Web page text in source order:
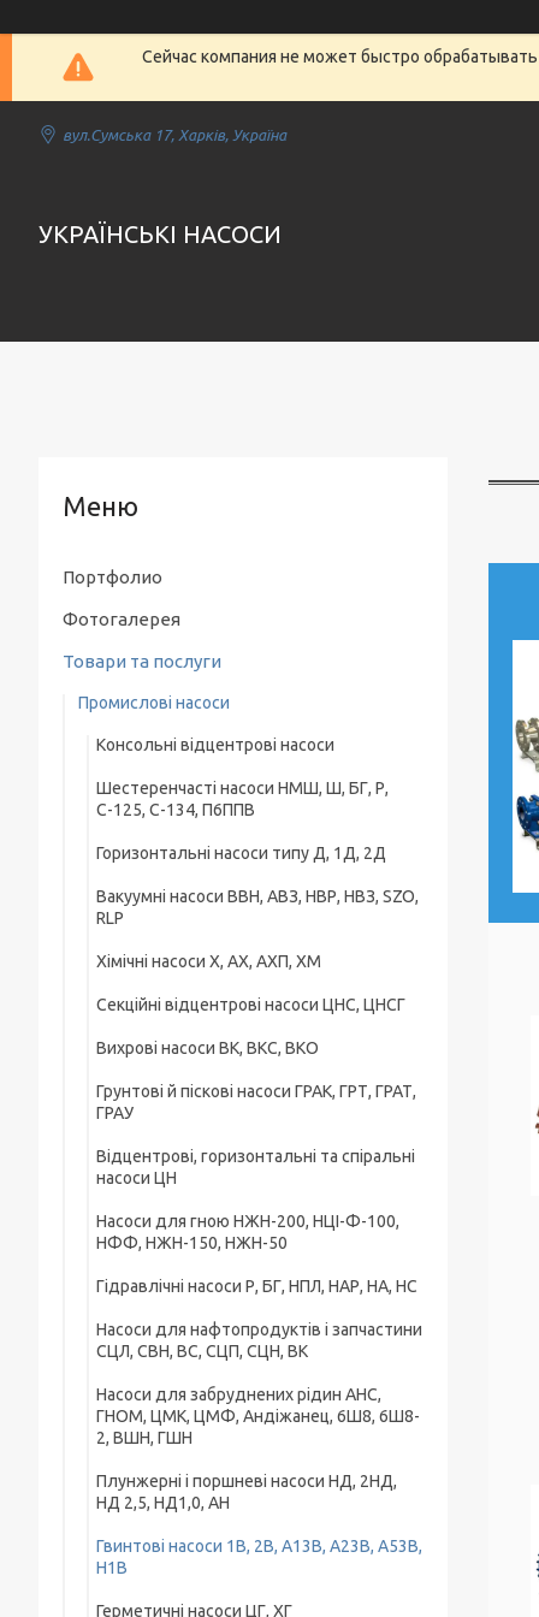
Сейчас компания не может быстро
вул.Сумська 17, Харків, Україна
УКРАЇНСЬКІ НАСОСИ
Портфолио
Фотогалерея
Товари та послуги
Промислові насоси
Консольні відцентрові насоси
Шестеренчасті насоси НМШ, Ш, БГ, Р,
С-125, С-134, П6ППВ
Горизонтальні насоси типу Д, 1Д, 2Д
Вакуумні насоси ВВН, АВЗ, НВР, НВЗ, SZO,
RLP
Хімічні насоси Х, АХ, АХП, ХМ
Секційні відцентрові насоси ЦНС, ЦНСГ
Вихрові насоси ВК, ВКС, ВКО
Грунтові й піскові насоси ГРАК, ГРТ, ГРАТ,
ГРАУ
Відцентрові, горизонтальні та спіральні
насоси ЦН
Насоси для гною НЖН-200, НЦІ-Ф-100,
НФФ, НЖН-150, НЖН-50
Гідравлічні насоси Р, БГ, НПЛ, НАР, НА, НС
Насоси для нафтопродуктів і запчастини
СЦЛ, СВН, ВС, СЦП, СЦН, ВК
Насоси для забруднених рідин АНС,
ГНОМ, ЦМК, ЦМФ, Андіжанец, 6Ш8, 6Ш8-
2, ВШН, ГШН
Плунжерні і поршневі насоси НД, 2НД,
НД 2,5, НД1,0, АН
Гвинтові насоси 1В, 2В, А13В, А23В, А53В,
H1B
Герметичні насоси ЦГ, ХГ